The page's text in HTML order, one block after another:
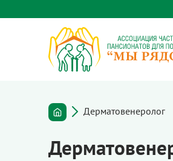
Дерматовенеролог